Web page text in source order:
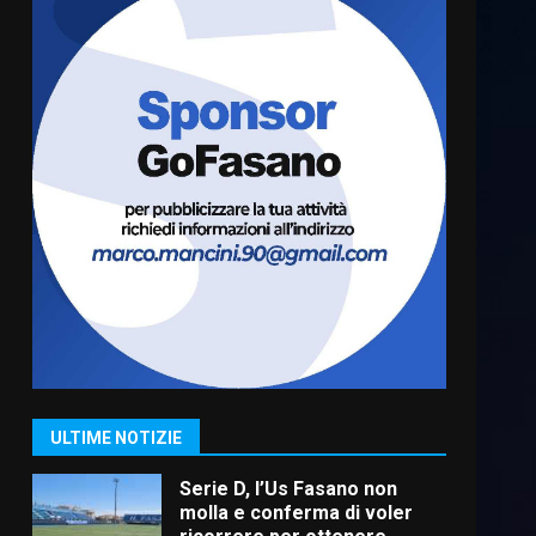
ULTIME NOTIZIE
“I Contestatori: Musica di
appuntamento con “Fasano in
Banda”
7 Agosto 2026 06:05
7
US Fasano, Scianaro:
“Profonda amarezza per
esclusione dal campionato di
calcio”
7 Agosto 2026 06:00
1
Grande successo per la
“Sagra del Pesce Spada” a
Serie D, l’Us Fasano non
molla e conferma di voler